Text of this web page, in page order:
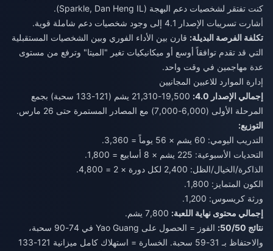
كنت تفتقر لشخصيات دعم البهجة (Sparkle, Dan Heng IL).
أشارت تسريبات الإصدار 4.1 إلى وجود شخصيات دعم شاملة قوية.
تكلفة الفرصة البديلة: قارن بين الأداء الفوري وبين الشخصيات المستقبلية
التي قد تقدم توافقاً أوسع أو ميكانيكيات تغير "الميتا" وترفع من مستوى
عدة مهاجمين في وقت واحد.
إدارة الموارد للاعبين المجانيين
إجمالي الإصدار 4.0:
19,500-21,310 يشم (121-133 سحبة) بجمع
المرحلة الأولى (6,000-7,000) مع المصادر المستمرة حتى 26 مارس.
التوزيع:
التدريب اليومي: 60 يشم × 56 يوماً = 3,360.
التحديات الأسبوعية: 225 يشم × 8 أسابيع = 1,800.
الذاكرة/الخيال/الظل: 2,400 لكل دورة × 2 = 4,800.
الكون المتمايز: 1,800.
ورثة كريسوس: 1,200.
إجمالي محتوى نهاية اللعبة:
نتائج 50/50:
الفوز = الحصول على Yao Guang في 74-90 سحبة،
والاحتفاظ بـ 31-59 سحبة. الخسارة = استهلاك كامل ميزانية 121-133